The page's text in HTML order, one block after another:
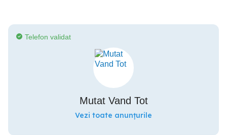
Telefon validat
Mutat Vand Tot
Vezi toate anunțurile